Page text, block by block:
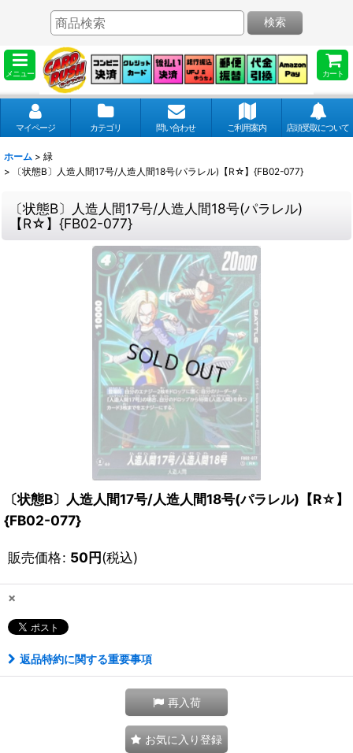
メニュー カート
検索
マイページ カテゴリ 問い合わせ ご利用案内 店頭受取について
ホーム > 緑
>
〔状態B〕人造人間17号/人造人間18号(パラレル)【R☆】{FB02-077}
〔状態B〕人造人間17号/人造人間18号(パラレル)
【R☆】{FB02-077}
〔状態B〕人造人間17号/人造人間18号(パラレル)【R☆】
{FB02-077}
販売価格: 50円(税込)
×
返品特約に関する重要事項
再入荷
お気に入り登録